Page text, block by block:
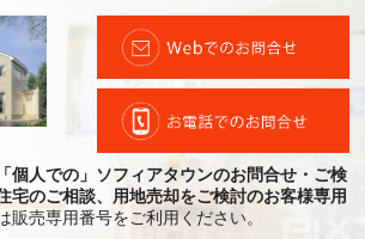
個人での」ソフィアタウンのお問合せ・ご検
宅のご相談、用地売却をご検討のお客様専用
販売専用番号をご利用ください。